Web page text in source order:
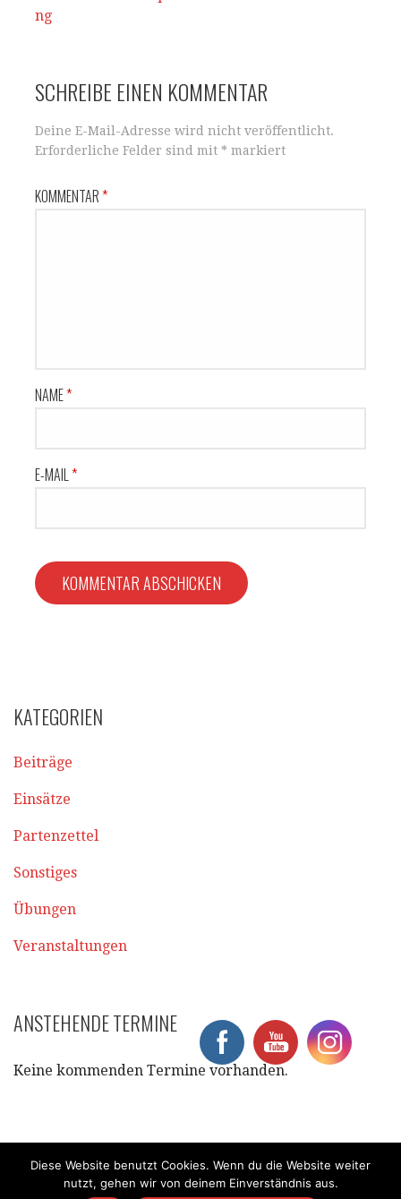
Navigation
ng
SCHREIBE EINEN KOMMENTAR
Deine E-Mail-Adresse wird nicht veröffentlicht.
Erforderliche Felder sind mit * markiert
KOMMENTAR*
NAME*
E-MAIL*
KATEGORIEN
Beiträge
Einsätze
Partenzettel
Sonstiges
Übungen
Veranstaltungen
ANSTEHENDE TERMINE
Keine kommenden Termine vorhanden.
Diese Website benutzt Cookies. Wenn du die Website weiter
nutzt, gehen wir von deinem Einverständnis aus.